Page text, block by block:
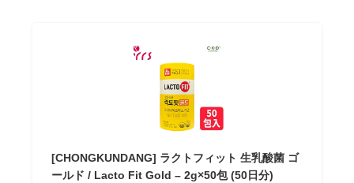
[CHONGKUNDANG] ラクトフィット 生乳酸菌 ゴ
ールド / Lacto Fit Gold – 2g×50包 (50日分)